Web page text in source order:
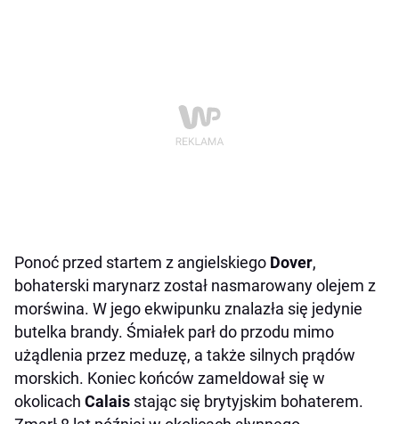
Ponoć przed startem z angielskiego Dover,
bohaterski marynarz został nasmarowany olejem z
morświna. W jego ekwipunku znalazła się jedynie
butelka brandy. Śmiałek parł do przodu mimo
użądlenia przez meduzę, a także silnych prądów
morskich. Koniec końców zameldował się w
okolicach Calais stając się brytyjskim bohaterem.